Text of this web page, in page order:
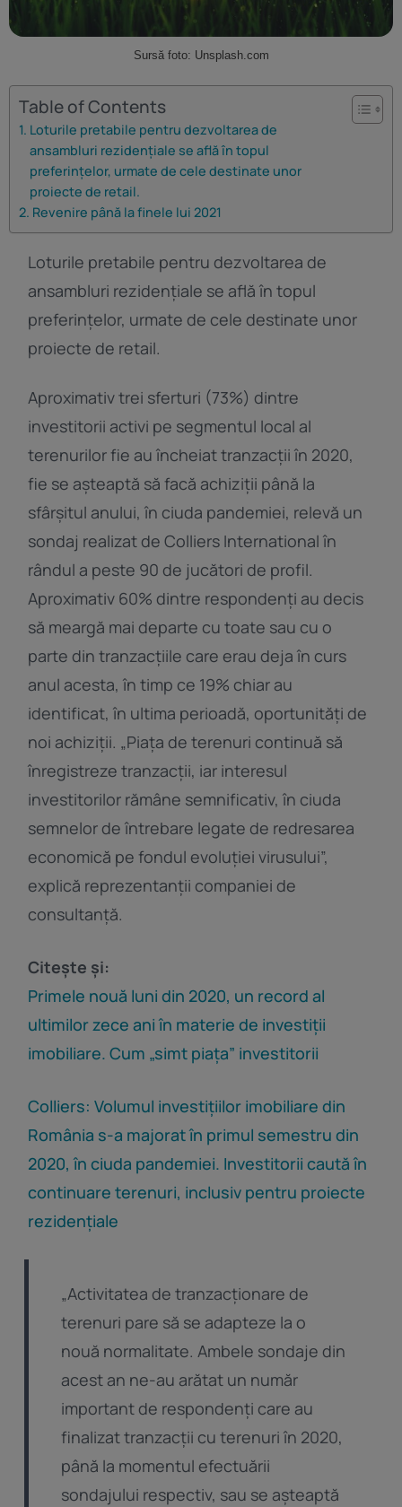
Sursă foto: Unsplash.com
Table of Contents
Loturile pretabile pentru dezvoltarea de
ansambluri rezidențiale se află în topul
preferințelor, urmate de cele destinate unor
proiecte de retail.
Revenire până la finele lui 2021
Loturile pretabile pentru dezvoltarea de
ansambluri rezidențiale se află în topul
preferințelor, urmate de cele destinate unor
proiecte de retail.
Aproximativ trei sferturi (73%) dintre
investitorii activi pe segmentul local al
terenurilor fie au încheiat tranzacții în 2020,
fie se așteaptă să facă achiziții până la
sfârșitul anului, în ciuda pandemiei, relevă un
sondaj realizat de Colliers International în
rândul a peste 90 de jucători de profil.
Aproximativ 60% dintre respondenți au decis
să meargă mai departe cu toate sau cu o
parte din tranzacțiile care erau deja în curs
anul acesta, în timp ce 19% chiar au
identificat, în ultima perioadă, oportunități de
noi achiziții. „Piața de terenuri continuă să
înregistreze tranzacții, iar interesul
investitorilor rămâne semnificativ, în ciuda
semnelor de întrebare legate de redresarea
economică pe fondul evoluției virusului”,
explică reprezentanții companiei de
consultanță.
Citește și:
Primele nouă luni din 2020, un record al
ultimilor zece ani în materie de investiții
imobiliare. Cum „simt piața” investitorii
Colliers: Volumul investițiilor imobiliare din
România s-a majorat în primul semestru din
2020, în ciuda pandemiei. Investitorii caută în
continuare terenuri, inclusiv pentru proiecte
rezidențiale
„Activitatea de tranzacționare de
terenuri pare să se adapteze la o
nouă normalitate. Ambele sondaje din
acest an ne-au arătat un număr
important de respondenți care au
finalizat tranzacții cu terenuri în 2020,
până la momentul efectuării
sondajului respectiv, sau se așteaptă